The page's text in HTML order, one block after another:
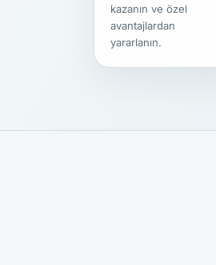
kazanın ve özel
avantajlardan
yararlanın.